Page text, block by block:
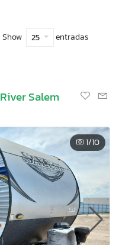
Show 25 entradas
Salem
1/10